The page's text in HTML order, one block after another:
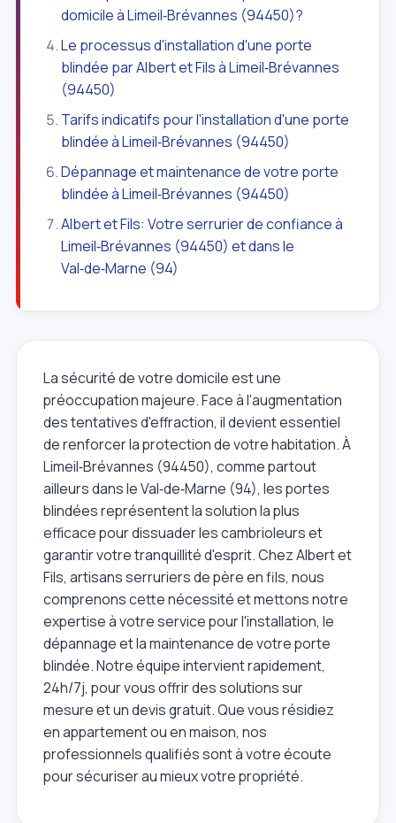
domicile à Limeil‑Brévannes (94450)?
Le processus d'installation d'une porte
blindée par Albert et Fils à Limeil‑Brévannes
(94450)
Tarifs indicatifs pour l'installation d'une porte
blindée à Limeil‑Brévannes (94450)
Dépannage et maintenance de votre porte
blindée à Limeil‑Brévannes (94450)
Albert et Fils: Votre serrurier de confiance à
Limeil‑Brévannes (94450) et dans le
Val‑de‑Marne (94)
La sécurité de votre domicile est une
préoccupation majeure. Face à l'augmentation
des tentatives d'effraction, il devient essentiel
de renforcer la protection de votre habitation. À
Limeil‑Brévannes (94450), comme partout
ailleurs dans le Val‑de‑Marne (94), les portes
blindées représentent la solution la plus
efficace pour dissuader les cambrioleurs et
garantir votre tranquillité d'esprit. Chez Albert et
Fils, artisans serruriers de père en fils, nous
comprenons cette nécessité et mettons notre
expertise à votre service pour l'installation, le
dépannage et la maintenance de votre porte
blindée. Notre équipe intervient rapidement,
24h/7j, pour vous offrir des solutions sur
mesure et un devis gratuit. Que vous résidiez
en appartement ou en maison, nos
professionnels qualifiés sont à votre écoute
pour sécuriser au mieux votre propriété.